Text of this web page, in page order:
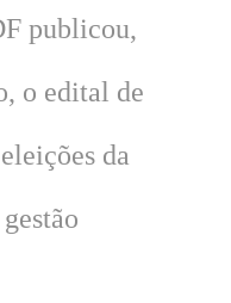
publicou,
o edital de
da